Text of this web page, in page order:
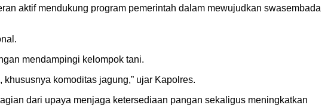
aktif mendukung program pemerintah dalam mewujudkan swasembada
mendampingi kelompok tani.
komoditas jagung,” ujar Kapolres.
dari upaya menjaga ketersediaan pangan sekaligus meningkatkan